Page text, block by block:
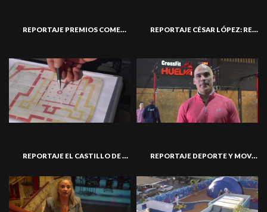
REPORTAJE PREMIOS COMERCIO 01 REPORTAJE CÉSAR LÓPEZ: REIVENTÁNDOME
REPORTAJE EL CASTILLO DE SAN PEDRO REPORTAJE DEPORTE Y MOVIMIENTO